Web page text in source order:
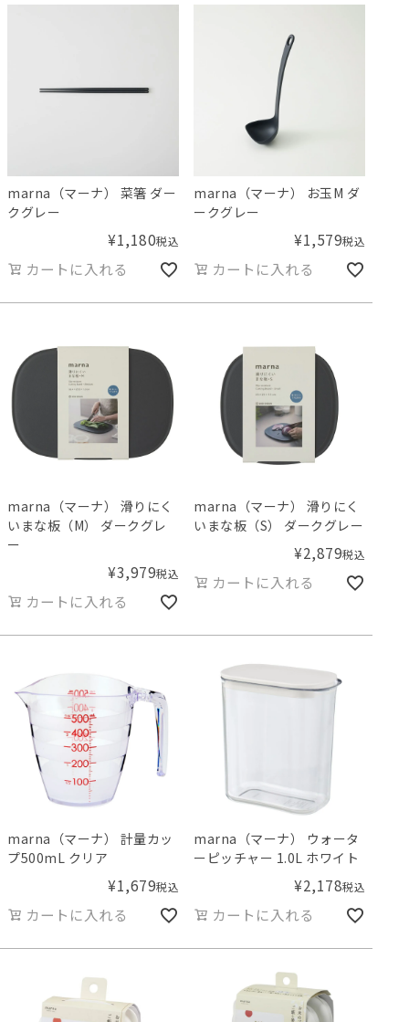
marna（マーナ） 菜箸 ダー
クグレー
¥1,180税込
カートに入れる
marna（マーナ） お玉M ダ
ークグレー
¥1,579税込
カートに入れる
marna（マーナ） 滑りにく
いまな板（M） ダークグレ
ー
¥3,979税込
カートに入れる
marna（マーナ） 滑りにく
いまな板（S） ダークグレー
¥2,879税込
カートに入れる
marna（マーナ） 計量カッ
プ500mL クリア
¥1,679税込
カートに入れる
marna（マーナ） ウォータ
ーピッチャー 1.0L ホワイト
¥2,178税込
カートに入れる